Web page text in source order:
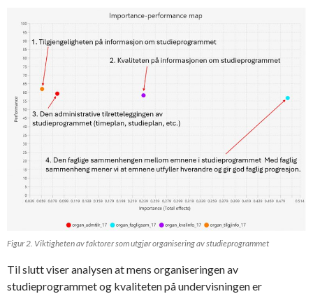
Figur 2. Viktigheten av faktorer som utgjør organisering av studieprogrammet
Til slutt viser analysen at mens organiseringen av
studieprogrammet og kvaliteten på undervisningen er